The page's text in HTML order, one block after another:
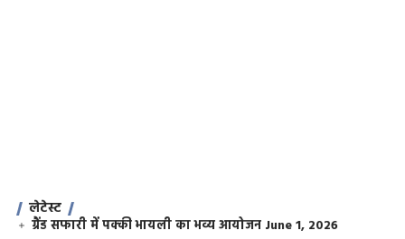
लेटेस्ट
ग्रैंड सफारी में पक्की भायली का भव्य आयोजन June 1, 2026